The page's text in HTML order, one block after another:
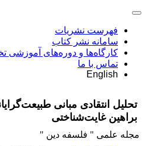
فهرست نشریات
سامانه نشر کتاب
کارگاه‌ها و دوره‌های
تماس با ما
English
تحلیل انتقادی مبانی
براهین غایت‌شناختی
مجله علمی " فلسفه دین "